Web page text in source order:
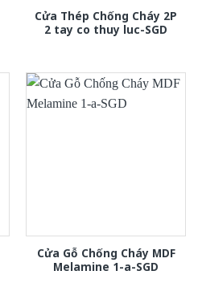
Cửa Thép Chống Cháy 2P
2 tay co thuy luc-SGD
Cửa Gỗ Chống Cháy MDF
Melamine 1-a-SGD